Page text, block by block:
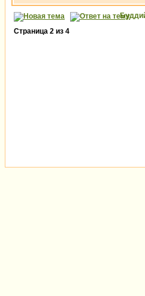
Страница 2 из 4